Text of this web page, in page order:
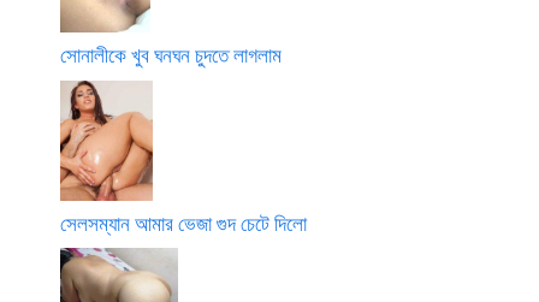
সোনালীকে খুব ঘনঘন চুদতে লাগলাম
সেলসম্যান আমার ভেজা গুদ চেটে দিলো